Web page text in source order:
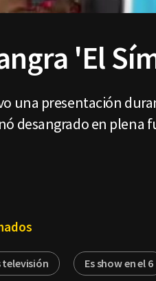
'El
una presentación
desangrado en plena
Es show en el 6